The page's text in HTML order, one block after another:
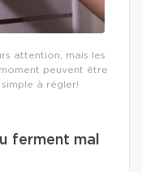
attention, mais les
peuvent être
à régler!
ferment mal